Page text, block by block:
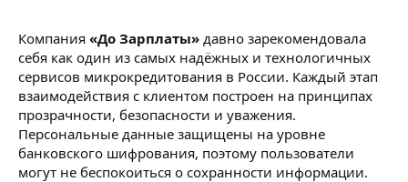
Компания «До Зарплаты» давно зарекомендовала
себя как один из самых надёжных и технологичных
сервисов микрокредитования в России. Каждый этап
взаимодействия с клиентом построен на принципах
прозрачности, безопасности и уважения.
Персональные данные защищены на уровне
банковского шифрования, поэтому пользователи
могут не беспокоиться о сохранности информации.